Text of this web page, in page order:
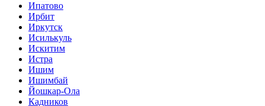
Ипатово
Ирбит
Иркутск
Исилькуль
Искитим
Истра
Ишим
Ишимбай
Йошкар-Ола
Кадников